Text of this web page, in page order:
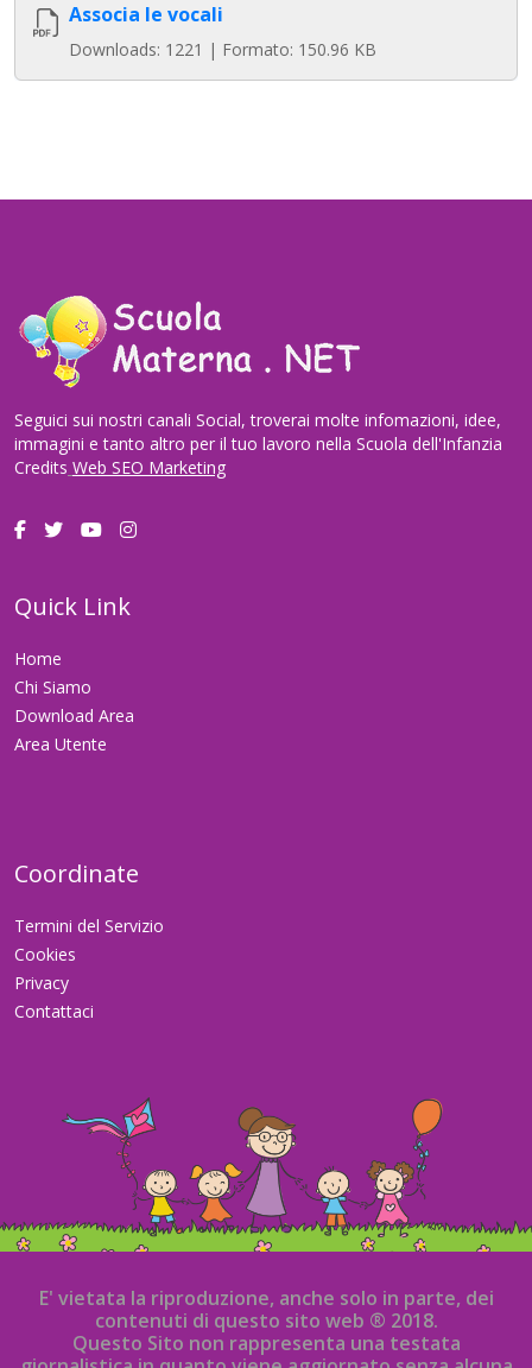
Associa le vocali
Downloads: 1221 | Formato: 150.96 KB
Seguici sui nostri canali Social, troverai molte infomazioni, idee,
immagini e tanto altro per il tuo lavoro nella Scuola dell'Infanzia
Credits Web SEO Marketing
Quick Link
Home
Chi Siamo
Download Area
Area Utente
Coordinate
Termini del Servizio
Cookies
Privacy
Contattaci
E' vietata la riproduzione, anche solo in parte, dei
contenuti di questo sito web ® 2018.
Questo Sito non rappresenta una testata